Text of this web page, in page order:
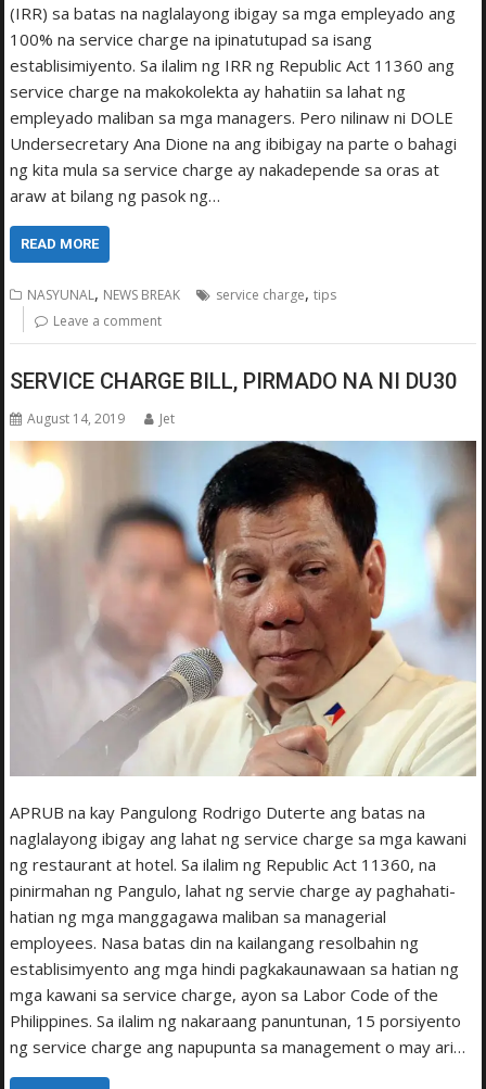
(IRR) sa batas na naglalayong ibigay sa mga empleyado ang
100% na service charge na ipinatutupad sa isang
establisimiyento. Sa ilalim ng IRR ng Republic Act 11360 ang
service charge na makokolekta ay hahatiin sa lahat ng
empleyado maliban sa mga managers. Pero nilinaw ni DOLE
Undersecretary Ana Dione na ang ibibigay na parte o bahagi
ng kita mula sa service charge ay nakadepende sa oras at
araw at bilang ng pasok ng…
READ MORE
NASYUNAL, NEWS BREAK service charge,tips
Leave a comment
SERVICE CHARGE BILL, PIRMADO NA NI DU30
August 14, 2019 Jet
APRUB na kay Pangulong Rodrigo Duterte ang batas na
naglalayong ibigay ang lahat ng service charge sa mga kawani
ng restaurant at hotel. Sa ilalim ng Republic Act 11360, na
pinirmahan ng Pangulo, lahat ng servie charge ay paghahati-
hatian ng mga manggagawa maliban sa managerial
employees. Nasa batas din na kailangang resolbahin ng
establisimyento ang mga hindi pagkakaunawaan sa hatian ng
mga kawani sa service charge, ayon sa Labor Code of the
Philippines. Sa ilalim ng nakaraang panuntunan, 15 porsiyento
ng service charge ang napupunta sa management o may ari…